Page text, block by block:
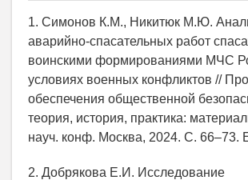
1. Симонов К.М., Никитюк М.Ю.
аварийно-спасательных работ
воинскими формированиями МЧС
условиях военных конфликтов //
обеспечения общественной
теория, история, практика:
науч. конф. Москва, 2024. С. 66–73.
2. Добрякова Е.И. Исследование